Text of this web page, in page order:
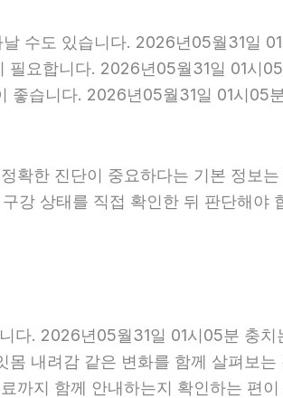
수도 있습니다. 2026년05월31일
요합니다. 2026년05월31일 01시
좋습니다. 2026년05월31일 01시05
확한 진단이 중요하다는 기본 정보
강 상태를 직접 확인한 뒤 판단해야
다. 2026년05월31일 01시05분 충
내려감 같은 변화를 함께 살펴보
까지 함께 안내하는지 확인하는 편